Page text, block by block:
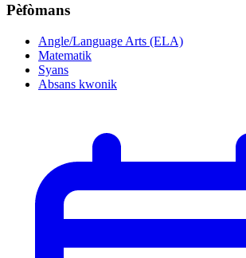
Pèfòmans
Angle/Language Arts (ELA)
Matematik
Syans
Absans kwonik